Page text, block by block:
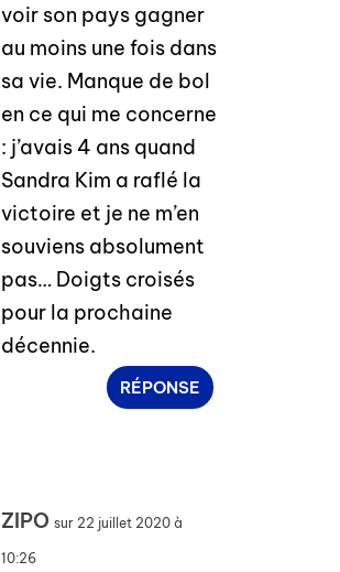
voir son pays gagner
au moins une fois dans
sa vie. Manque de bol
en ce qui me concerne
: j’avais 4 ans quand
Sandra Kim a raflé la
victoire et je ne m’en
souviens absolument
pas… Doigts croisés
pour la prochaine
décennie.
RÉPONSE
ZIPO sur 22 juillet 2020 à
10:26